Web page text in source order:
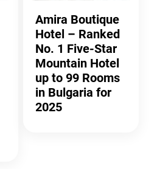
Amira Boutique
Hotel – Ranked
No. 1 Five-Star
Mountain Hotel
up to 99 Rooms
in Bulgaria for
2025